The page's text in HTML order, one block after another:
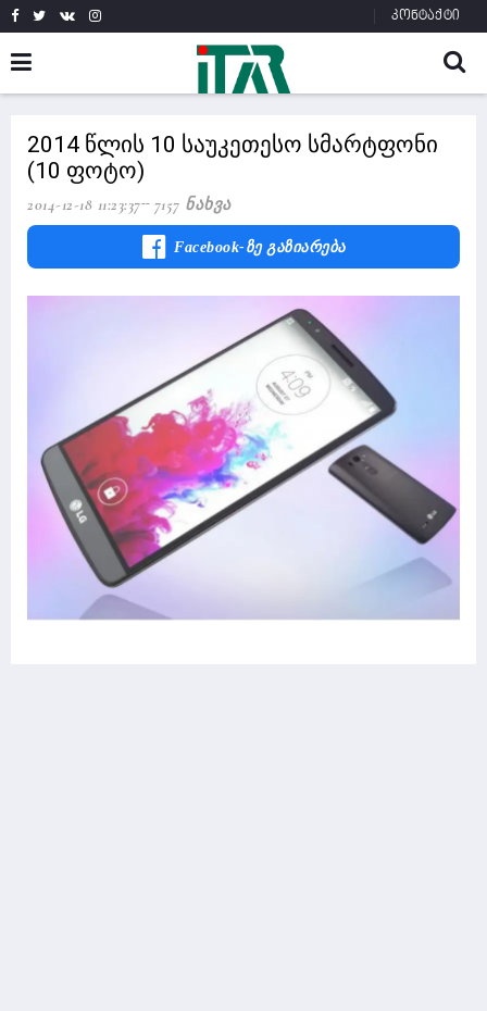
კონტაქტი
2014 წლის 10 საუკეთესო სმარტფონი
(10 ფოტო)
2014-12-18 11:23:37 7157 Ნახვა
Facebook-Ზე Გაზიარება